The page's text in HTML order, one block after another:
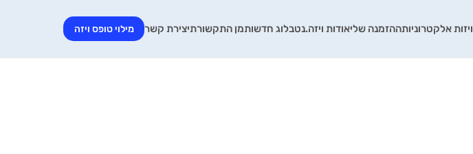
ויזות אלקטרוניותההזמנה שליאודות ויזה.נטבלוג חדשותמן התקשורתיצירת קשר מילוי טופס ויזה